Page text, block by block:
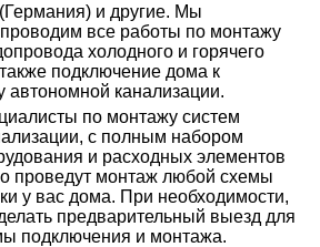
(Германия) и другие. Мы
все работы по монтажу
холодного и горячего
подключение дома к
автономной канализации.
по монтажу систем
с полным набором
и расходных элементов
проведут монтаж любой схемы
у вас дома. При необходимости,
предварительный выезд для
подключения и монтажа.